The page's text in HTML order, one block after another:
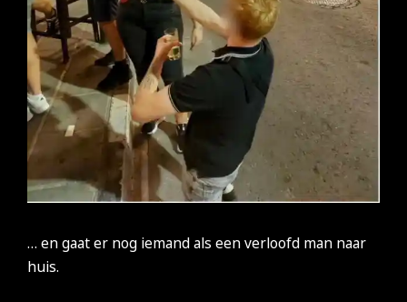
… en gaat er nog iemand als een verloofd man naar
huis.